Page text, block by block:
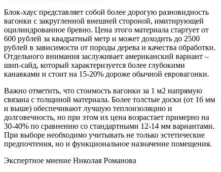
Блок-хаус представляет собой более дорогую разновидность
вагонки с закругленной внешней стороной, имитирующей
оцилиндрованное бревно. Цена этого материала стартует от
600 рублей за квадратный метр и может доходить до 2500
рублей в зависимости от породы дерева и качества обработки.
Отдельного внимания заслуживает американский вариант –
шип-сайд, который характеризуется более глубокими
канавками и стоит на 15-20% дороже обычной евровагонки.
Важно отметить, что стоимость вагонки за 1 м2 напрямую
связана с толщиной материала. Более толстые доски (от 16 мм
и выше) обеспечивают лучшую теплоизоляцию и
долговечность, но при этом их цена возрастает примерно на
30-40% по сравнению со стандартными 12-14 мм вариантами.
При выборе необходимо учитывать не только эстетические
предпочтения, но и функциональное назначение помещения.
Экспертное мнение Николая Романова